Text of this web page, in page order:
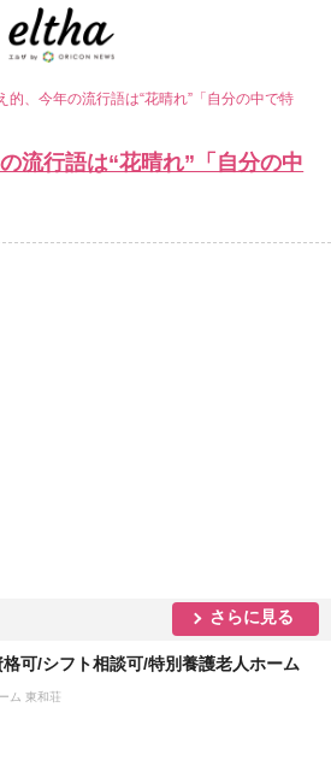
的、今年の流行語は“花晴れ”「自分の中で特
流行語は“花晴れ”「自分の中
さらに見る
格可/シフト相談可/特別養護老人ホーム
ム 東和荘